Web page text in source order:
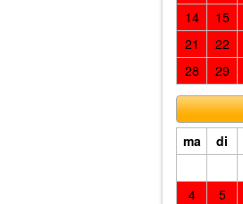
14
15
21
22
28
29
ma
di
4
5